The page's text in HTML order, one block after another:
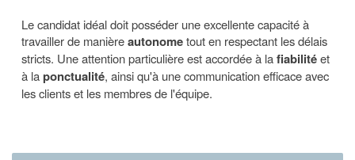
Le candidat idéal doit posséder une excellente capacité à
travailler de manièreautonometout en respectant les délais
stricts. Une attention particulière est accordée à lafiabilitéet
à laponctualité, ainsi qu'à une communication efficace avec
les clients et les membres de l'équipe.